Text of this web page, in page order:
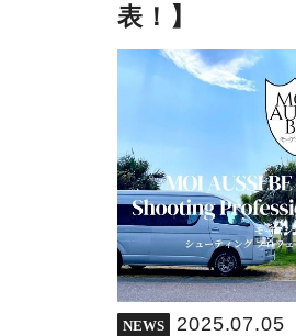
表！】
NEWS 2025.07.05